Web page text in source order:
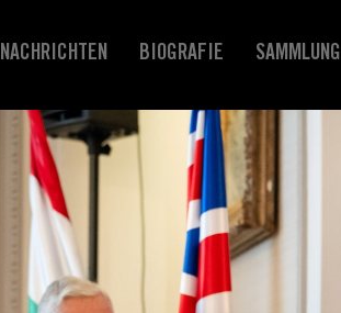
NACHRICHTEN BIOGRAFIE SAMMLUNG